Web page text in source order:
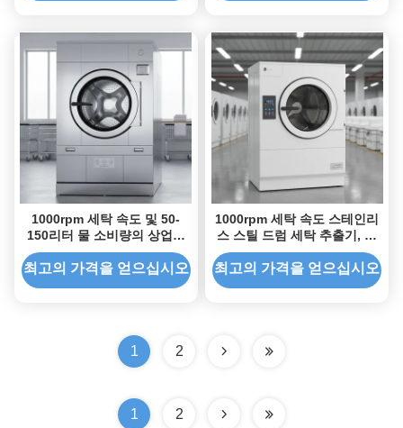
1000rpm 세탁 속도 및 50-
150리터 물 소비량의 상업용
세탁기용 스테인리스 스틸 드
럼 세탁 추출기
최고의 가격을 얻으십시오
1000rpm 세탁 속도 스테인리
스 스틸 드럼 세탁 추출기, 산
업 및 상업용 세탁을 위한
60dB 소음 수준
최고의 가격을 얻으십시오
1 2
1 2